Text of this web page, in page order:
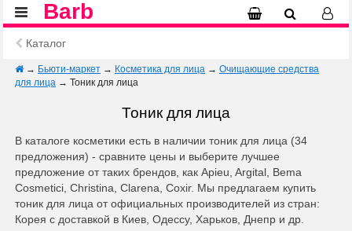
Barb
Каталог
→ Бьюти-маркет → Косметика для лица → Очищающие средства
для лица → Тоник для лица
Тоник для лица
В каталоге косметики есть в наличии тоник для лица (34
предложения) - сравните цены и выберите лучшее
предложение от таких брендов, как Apieu, Argital, Bema
Cosmetici, Christina, Clarena, Coxir. Мы предлагаем купить
тоник для лица от официальных производителей из стран:
Корея с доставкой в Киев, Одессу, Харьков, Днепр и др.